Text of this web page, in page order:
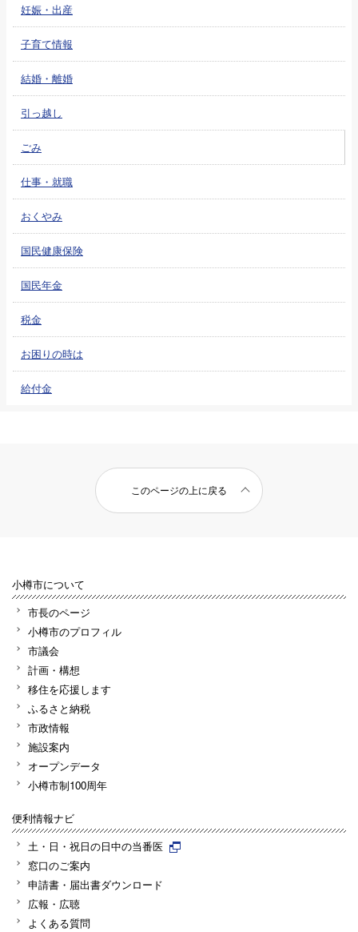
妊娠・出産
子育て情報
結婚・離婚
引っ越し
ごみ
仕事・就職
おくやみ
国民健康保険
国民年金
税金
お困りの時は
給付金
このページの上に戻る
小樽市について
市長のページ
小樽市のプロフィル
市議会
計画・構想
移住を応援します
ふるさと納税
市政情報
施設案内
オープンデータ
小樽市制100周年
便利情報ナビ
土・日・祝日の日中の当番医
窓口のご案内
申請書・届出書ダウンロード
広報・広聴
よくある質問